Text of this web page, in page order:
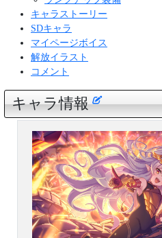
キャラストーリー
SDキャラ
マイページボイス
解放イラスト
コメント
キャラ情報